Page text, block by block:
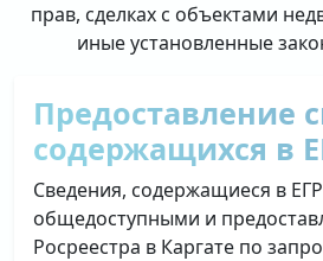
прав, сделках с объектами
иные установленные
Предоставление
содержащихся в
Сведения, содержащиеся в
общедоступными и
Росреестра в Каргате по